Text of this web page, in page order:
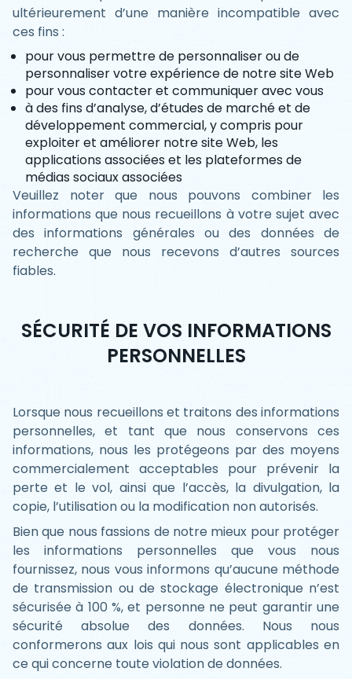
ultérieurement d’une manière incompatible avec
ces fins :
pour vous permettre de personnaliser ou de
personnaliser votre expérience de notre site Web
pour vous contacter et communiquer avec vous
à des fins d’analyse, d’études de marché et de
développement commercial, y compris pour
exploiter et améliorer notre site Web, les
applications associées et les plateformes de
médias sociaux associées
Veuillez noter que nous pouvons combiner les
informations que nous recueillons à votre sujet avec
des informations générales ou des données de
recherche que nous recevons d’autres sources
fiables.
SÉCURITÉ DE VOS INFORMATIONS
PERSONNELLES
Lorsque nous recueillons et traitons des informations
personnelles, et tant que nous conservons ces
informations, nous les protégeons par des moyens
commercialement acceptables pour prévenir la
perte et le vol, ainsi que l’accès, la divulgation, la
copie, l’utilisation ou la modification non autorisés.
Bien que nous fassions de notre mieux pour protéger
les informations personnelles que vous nous
fournissez, nous vous informons qu’aucune méthode
de transmission ou de stockage électronique n’est
sécurisée à 100 %, et personne ne peut garantir une
sécurité absolue des données. Nous nous
conformerons aux lois qui nous sont applicables en
ce qui concerne toute violation de données.